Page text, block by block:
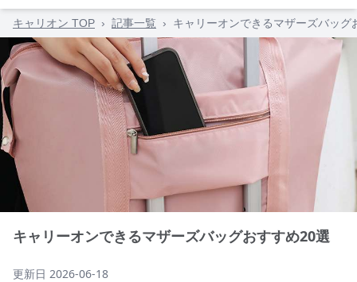
キャリオン TOP › 記事一覧 › キャリーオンできるマザーズバッグ
キャリーオンできるマザーズバッグおすすめ20選
更新日 2026-06-18